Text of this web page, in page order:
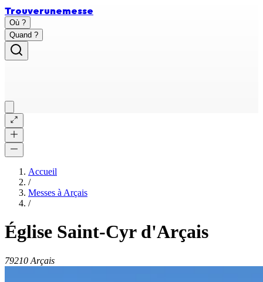
Trouverunemesse
Où ?
Quand ?
Accueil
/
Messes à Arçais
/
Église Saint-Cyr d'Arçais
79210 Arçais